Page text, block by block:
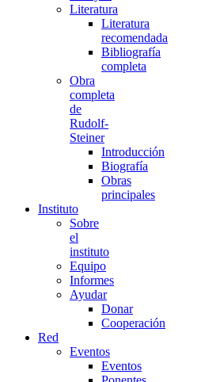
Literatura
Literatura
recomendada
Bibliografía
completa
Obra
completa
de
Rudolf-
Steiner
Introducción
Biografía
Obras
principales
Instituto
Sobre
el
instituto
Equipo
Informes
Ayudar
Donar
Cooperación
Red
Eventos
Eventos